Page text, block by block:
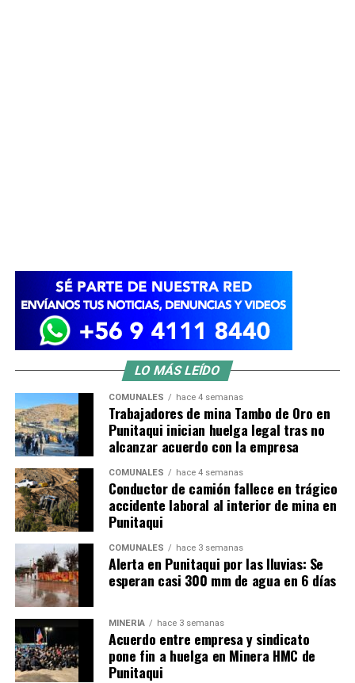
LO MÁS LEÍDO
COMUNALES hace 4 semanas
Trabajadores de mina Tambo de Oro en
Punitaqui inician huelga legal tras no
alcanzar acuerdo con la empresa
COMUNALES hace 4 semanas
Conductor de camión fallece en trágico
accidente laboral al interior de mina en
Punitaqui
COMUNALES hace 3 semanas
Alerta en Punitaqui por las lluvias: Se
esperan casi 300 mm de agua en 6 días
MINERÍA hace 3 semanas
Acuerdo entre empresa y sindicato
pone fin a huelga en Minera HMC de
Punitaqui